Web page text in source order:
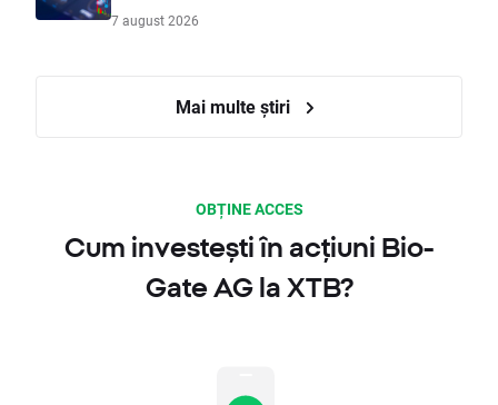
7 august 2026
Mai multe știri
OBȚINE ACCES
Cum investești în acțiuni Bio-
Gate AG la XTB?